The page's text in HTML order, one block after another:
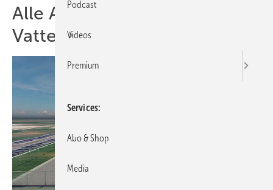
Alle Artikel zum Thema
Vattenfall
Podcast
Videos
Premium
Services
Abo & Shop
Media